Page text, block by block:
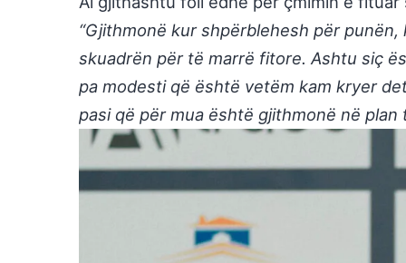
“Gjithmonë kur shpërblehesh për
skuadrën për të marrë fitore. Ashtu siç
pa modesti që është vetëm kam kryer
pasi që për mua është gjithmonë në plan